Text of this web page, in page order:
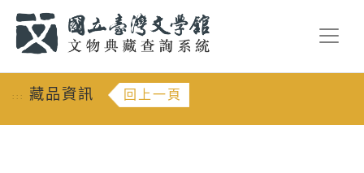
::: 藏品資訊 回上一頁